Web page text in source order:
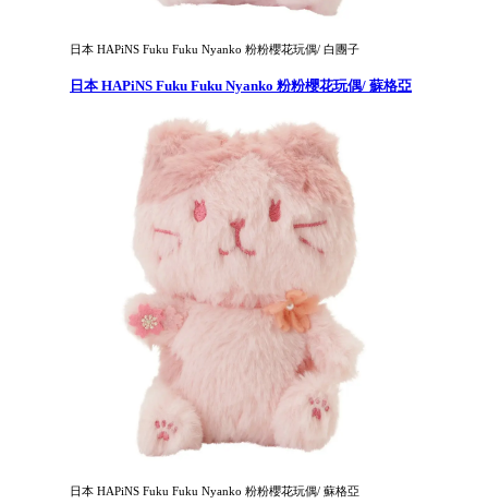
日本 HAPiNS Fuku Fuku Nyanko 粉粉櫻花玩偶/ 白團子
日本 HAPiNS Fuku Fuku Nyanko 粉粉櫻花玩偶/ 蘇格亞
日本 HAPiNS Fuku Fuku Nyanko 粉粉櫻花玩偶/ 蘇格亞